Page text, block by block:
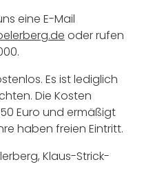
eine E-Mail
oder rufen
Es ist lediglich
Die Kosten
Euro und ermäßigt
haben freien Eintritt.
Klaus-Strick-